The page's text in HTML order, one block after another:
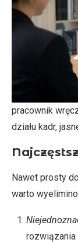
pracownik
działu kadr,
Nawet prosty
warto
rozwiązania